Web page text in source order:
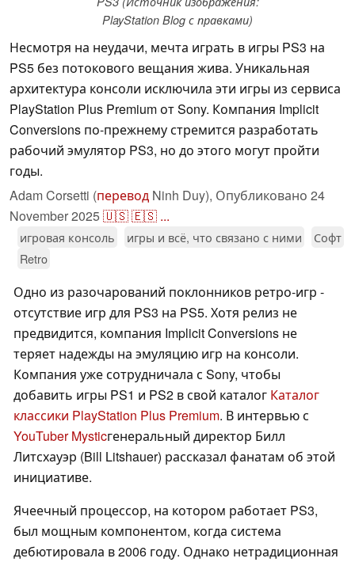
PlayStation Blog с правками)
Несмотря на неудачи, мечта играть в игры PS3 на
PS5 без потокового вещания жива. Уникальная
архитектура консоли исключила эти игры из сервиса
PlayStation Plus Premium от Sony. Компания Implicit
Conversions по-прежнему стремится разработать
рабочий эмулятор PS3, но до этого могут пройти
годы.
Adam Corsetti (перевод Ninh Duy), Опубликовано 24
November 2025🇺🇸🇪🇸 ...
игровая консоль игры и всё, что связано с ними
Софт
Retro
Одно из разочарований поклонников ретро-игр -
отсутствие игр для PS3 на PS5. Хотя релиз не
предвидится, компания Implicit Conversions не
теряет надежды на эмуляцию игр на консоли.
Компания уже сотрудничала с Sony, чтобы
добавить игры PS1 и PS2 в свой каталог Каталог
классики PlayStation Plus Premium. В интервью с
YouTuber Mysticгенеральный директор Билл
Литсхауэр (Bill Litshauer) рассказал фанатам об этой
инициативе.
Ячеечный процессор, на котором работает PS3,
был мощным компонентом, когда система
дебютировала в 2006 году. Однако нетрадиционная